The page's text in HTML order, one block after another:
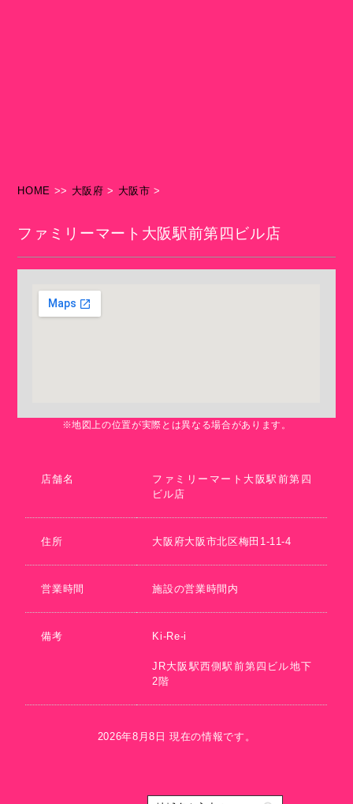
HOME >> 大阪府 > 大阪市 >
ファミリーマート大阪駅前第四ビル店
※地図上の位置が実際とは異なる場合があります。
店舗名
ファミリーマート大阪駅前第四
ビル店
住所 大阪府大阪市北区梅田1-11-4
営業時間 施設の営業時間内
備考 Ki-Re-i
JR大阪駅西側駅前第四ビル地下
2階
2026年8月8日 現在の情報です。